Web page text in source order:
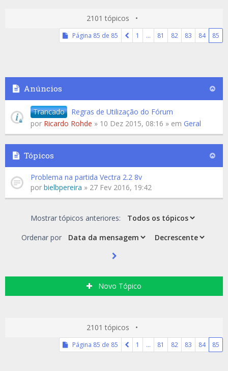
2101 tópicos •
Página 85 de 85 1 … 81 82 83 84 85
Anúncios
Trancado
Regras de Utilização do Fórum
por Ricardo Rohde » 10 Dez 2015, 08:16 » em Geral
Tópicos
Problema na partida Vectra 2.2 8v
por bielbpereira » 27 Fev 2016, 19:42
Mostrar tópicos anteriores:
Ordenar por
Novo Tópico
2101 tópicos •
Página 85 de 85 1 … 81 82 83 84 85